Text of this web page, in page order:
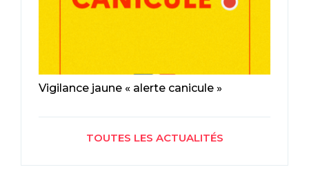
Vigilance jaune « alerte canicule »
TOUTES LES ACTUALITÉS